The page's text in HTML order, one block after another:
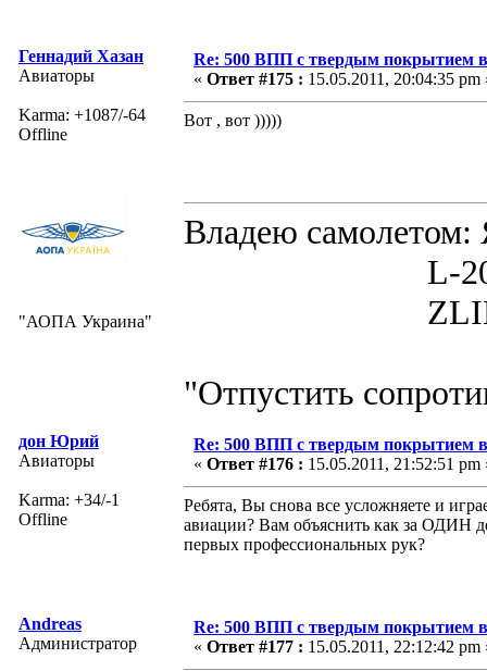
Геннадий Хазан
Авиаторы
Karma: +1087/-64
Offline
"АОПА Украина"
Re: 500 ВПП с твердым покрытием
« Ответ #175 : 15.05.2011, 20:04:35 pm
Вот , вот )))))
Владею
L-200D
ZLIN 526
"Отпустить
дон Юрий
Авиаторы
Karma: +34/-1
Offline
Re: 500 ВПП с твердым покрытием
« Ответ #176 : 15.05.2011, 21:52:51 pm
Ребята, Вы снова все усложняете и
авиации? Вам объяснить как за ОДИН
первых профессиональных рук?
Andreas
Администратор
Re: 500 ВПП с твердым покрытием
« Ответ #177 : 15.05.2011, 22:12:42 pm